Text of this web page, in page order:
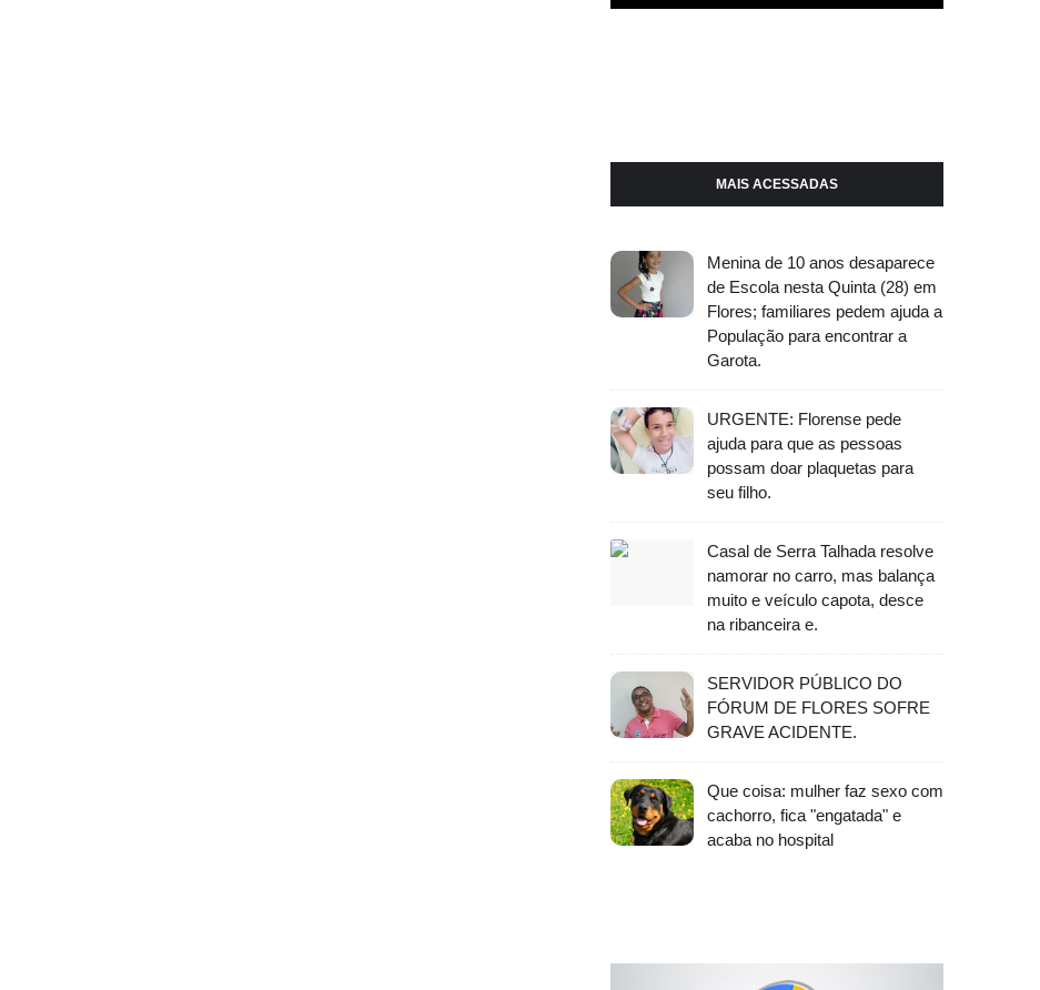
MAIS ACESSADAS
Menina de 10 anos desaparece
de Escola nesta Quinta (28) em
Flores; familiares pedem ajuda a
População para encontrar a
Garota.
URGENTE: Florense pede
ajuda para que as pessoas
possam doar plaquetas para
seu filho.
Casal de Serra Talhada resolve
namorar no carro, mas balança
muito e veículo capota, desce
na ribanceira e.
SERVIDOR PÚBLICO DO
FÓRUM DE FLORES SOFRE
GRAVE ACIDENTE.
Que coisa: mulher faz sexo com
cachorro, fica "engatada" e
acaba no hospital